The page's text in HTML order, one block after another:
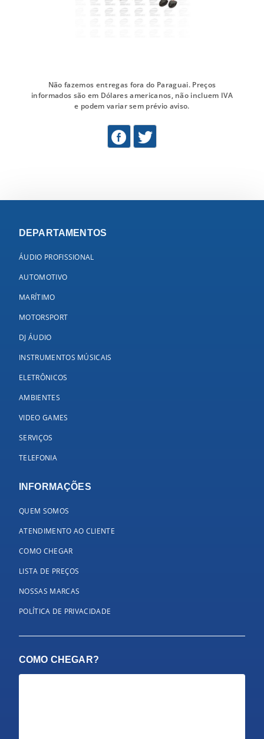
Não fazemos entregas fora do Paraguai. Preços
informados são em Dólares americanos, não incluem IVA
e podem variar sem prévio aviso.
DEPARTAMENTOS
ÁUDIO PROFISSIONAL
AUTOMOTIVO
MARÍTIMO
MOTORSPORT
DJ ÁUDIO
INSTRUMENTOS MÚSICAIS
ELETRÔNICOS
AMBIENTES
VIDEO GAMES
SERVIÇOS
TELEFONIA
INFORMAÇÕES
QUEM SOMOS
ATENDIMENTO AO CLIENTE
COMO CHEGAR
LISTA DE PREÇOS
NOSSAS MARCAS
POLÍTICA DE PRIVACIDADE
COMO CHEGAR?